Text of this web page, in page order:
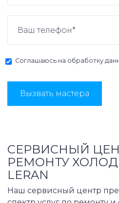
Соглашаюсь на обработку
Вызвать мастера
СЕРВИСНЫЙ
РЕМОНТУ
LERAN
Наш сервисный центр